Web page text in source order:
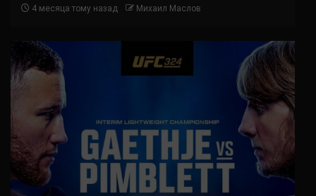
4 месяца тому назад Михаил Маслов